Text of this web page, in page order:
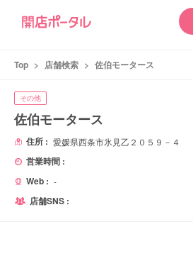
Top > 店舗検索 > 佐伯モータース
その他
佐伯モータース
住所 : 愛媛県西条市氷見乙２０５９－４
営業時間 :
Web : -
店舗SNS :